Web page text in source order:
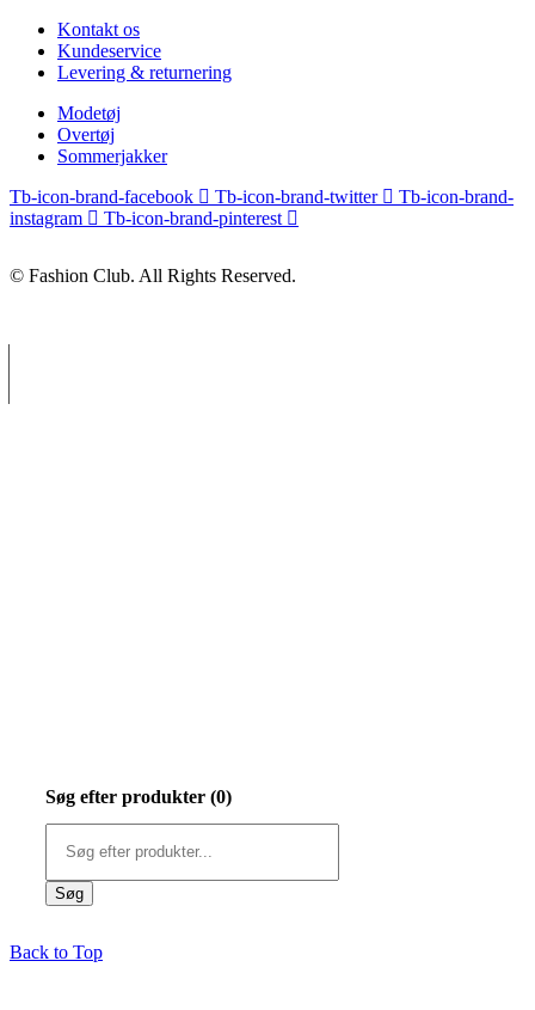
Kontakt os
Kundeservice
Levering & returnering
Modetøj
Overtøj
Sommerjakker
Tb-icon-brand-facebook
Tb-icon-brand-twitter
Tb-icon-brand-
instagram
Tb-icon-brand-pinterest
© Fashion Club. All Rights Reserved.
Søg efter produkter (0)
Back to Top